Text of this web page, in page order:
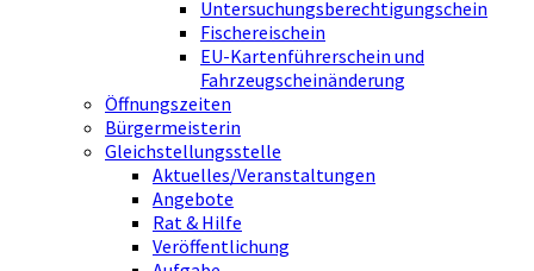
Untersuchungsberechtigungschein
Fischereischein
EU-Kartenführerschein und
Fahrzeugscheinänderung
Öffnungszeiten
Bürgermeisterin
Gleichstellungsstelle
Aktuelles/Veranstaltungen
Angebote
Rat & Hilfe
Veröffentlichung